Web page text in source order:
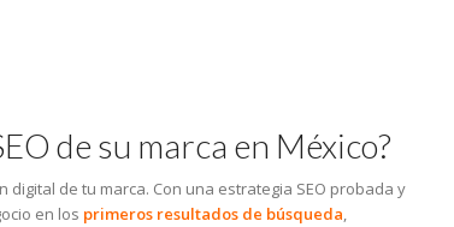
de su marca en México?
digital de tu marca. Con una estrategia SEO probada y
en los primeros resultados de búsqueda